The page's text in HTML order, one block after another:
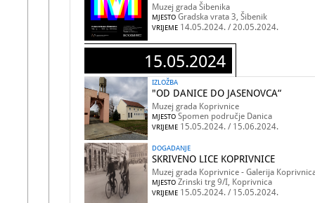
Muzej grada Šibenika
MJESTO Gradska vrata 3, Šibenik
VRIJEME 14.05.2024. / 20.05.2024.
15.05.2024
IZLOŽBA
"OD DANICE DO JASENOVCA“
Muzej grada Koprivnice
MJESTO Spomen područje Danica
VRIJEME 15.05.2024. / 15.06.2024.
DOGADANJE
SKRIVENO LICE KOPRIVNICE
Muzej grada Koprivnice - Galerija
MJESTO Zrinski trg 9/I, Koprivnica
VRIJEME 15.05.2024. / 15.05.2024.